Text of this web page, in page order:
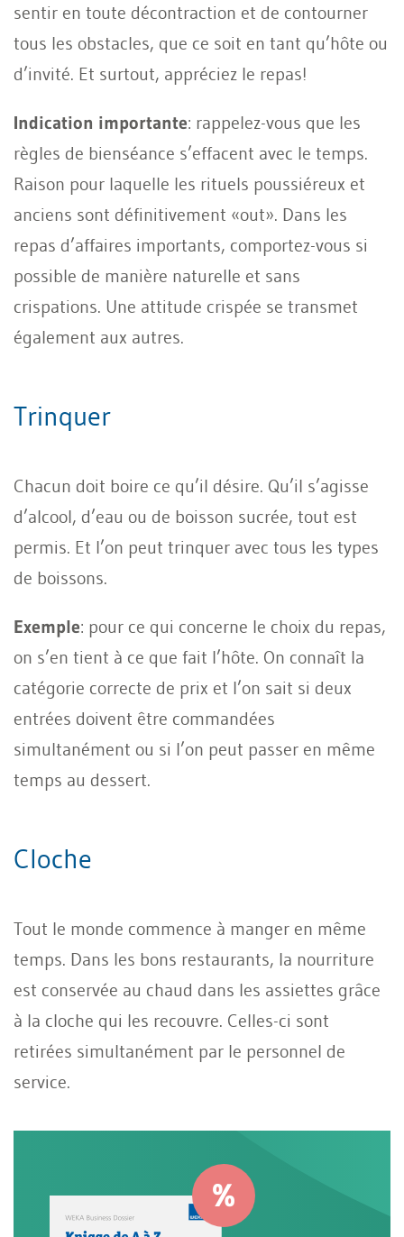
sentir en toute décontraction et de contourner
tous les obstacles, que ce soit en tant qu’hôte ou
d’invité. Et surtout, appréciez le repas!
Indication importante: rappelez-vous que les
règles de bienséance s’effacent avec le temps.
Raison pour laquelle les rituels poussiéreux et
anciens sont définitivement «out». Dans les
repas d’affaires importants, comportez-vous si
possible de manière naturelle et sans
crispations. Une attitude crispée se transmet
également aux autres.
Trinquer
Chacun doit boire ce qu’il désire. Qu’il s’agisse
d’alcool, d’eau ou de boisson sucrée, tout est
permis. Et l’on peut trinquer avec tous les types
de boissons.
Exemple: pour ce qui concerne le choix du repas,
on s’en tient à ce que fait l’hôte. On connaît la
catégorie correcte de prix et l’on sait si deux
entrées doivent être commandées
simultanément ou si l’on peut passer en même
temps au dessert.
Cloche
Tout le monde commence à manger en même
temps. Dans les bons restaurants, la nourriture
est conservée au chaud dans les assiettes grâce
à la cloche qui les recouvre. Celles-ci sont
retirées simultanément par le personnel de
service.